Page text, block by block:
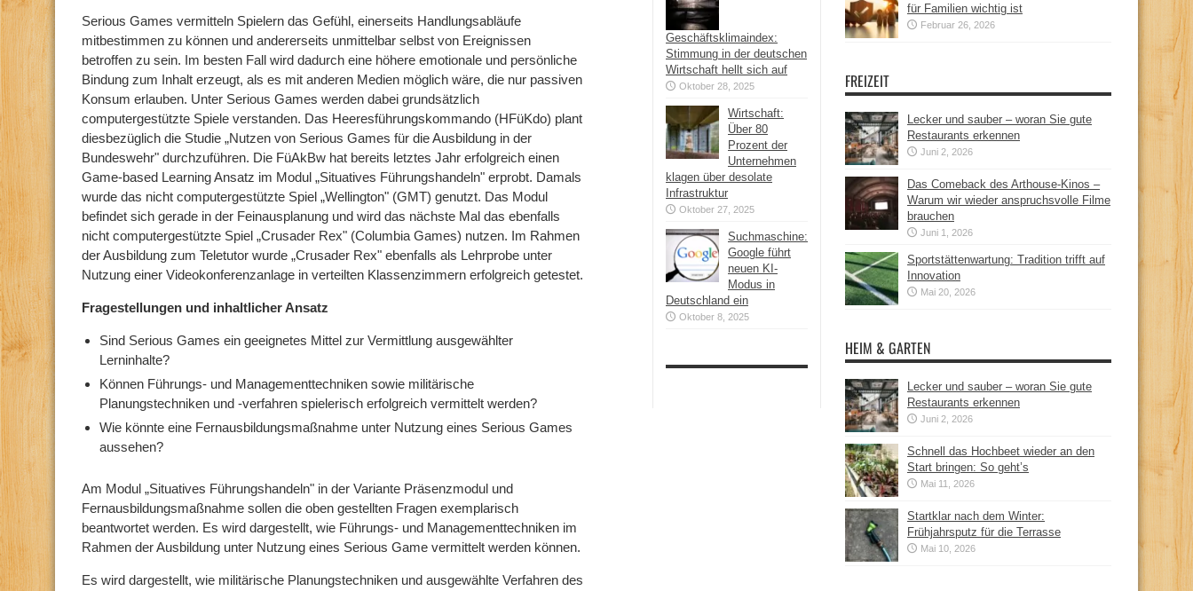
Serious Games vermitteln Spielern das Gefühl, einerseits Handlungsabläufe
mitbestimmen zu können und andererseits unmittelbar selbst von Ereignissen
betroffen zu sein. Im besten Fall wird dadurch eine höhere emotionale und persönliche
Bindung zum Inhalt erzeugt, als es mit anderen Medien möglich wäre, die nur passiven
Konsum erlauben. Unter Serious Games werden dabei grundsätzlich
computergestützte Spiele verstanden. Das Heeresführungskommando (HFüKdo) plant
diesbezüglich die Studie „Nutzen von Serious Games für die Ausbildung in der
Bundeswehr" durchzuführen. Die FüAkBw hat bereits letztes Jahr erfolgreich einen
Game-based Learning Ansatz im Modul „Situatives Führungshandeln" erprobt. Damals
wurde das nicht computergestützte Spiel „Wellington" (GMT) genutzt. Das Modul
befindet sich gerade in der Feinausplanung und wird das nächste Mal das ebenfalls
nicht computergestützte Spiel „Crusader Rex" (Columbia Games) nutzen. Im Rahmen
der Ausbildung zum Teletutor wurde „Crusader Rex" ebenfalls als Lehrprobe unter
Nutzung einer Videokonferenzanlage in verteilten Klassenzimmern erfolgreich getestet.
Fragestellungen und inhaltlicher Ansatz
Sind Serious Games ein geeignetes Mittel zur Vermittlung ausgewählter
Lerninhalte?
Können Führungs- und Managementtechniken sowie militärische
Planungstechniken und -verfahren spielerisch erfolgreich vermittelt werden?
Wie könnte eine Fernausbildungsmaßnahme unter Nutzung eines Serious Games
aussehen?
Am Modul „Situatives Führungshandeln" in der Variante Präsenzmodul und
Fernausbildungsmaßnahme sollen die oben gestellten Fragen exemplarisch
beantwortet werden. Es wird dargestellt, wie Führungs- und Managementtechniken im
Rahmen der Ausbildung unter Nutzung eines Serious Game vermittelt werden können.
Es wird dargestellt, wie militärische Planungstechniken und ausgewählte Verfahren des
Geschäftsklimaindex:
Stimmung in der deutschen
Wirtschaft hellt sich auf
Oktober 28, 2025
Wirtschaft:
Über 80
Prozent der
Unternehmen
klagen über desolate
Infrastruktur
Oktober 27, 2025
Suchmaschine:
Google führt
neuen KI-
Modus in
Deutschland ein
Oktober 8, 2025
für Familien wichtig ist
Februar 26, 2026
FREIZEIT
Lecker und sauber – woran Sie gute
Restaurants erkennen
Juni 2, 2026
Das Comeback des Arthouse-Kinos –
Warum wir wieder anspruchsvolle Filme
brauchen
Juni 1, 2026
Sportstättenwartung: Tradition trifft auf
Innovation
Mai 20, 2026
HEIM & GARTEN
Lecker und sauber – woran Sie gute
Restaurants erkennen
Juni 2, 2026
Schnell das Hochbeet wieder an den
Start bringen: So geht’s
Mai 11, 2026
Startklar nach dem Winter:
Frühjahrsputz für die Terrasse
Mai 10, 2026